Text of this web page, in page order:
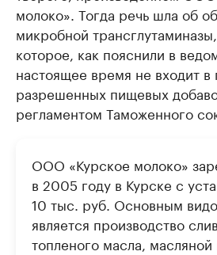
молоко». Тогда речь шла об
микробной
которое, как пояснили в
настоящее время не входит в
разрешенных пищевых
регламентом Таможенного
ООО «Курское молоко»
в 2005 году в Курске с
10 тыс. руб. Основным
является производство
топленого масла, масляной